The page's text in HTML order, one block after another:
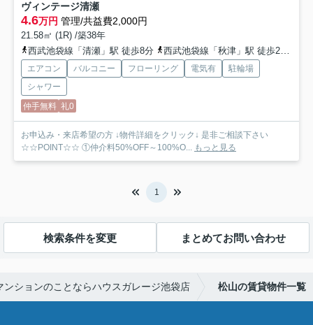
ヴィンテージ清瀬
4.6万円 管理/共益費2,000円
21.58㎡ (1R) /築38年
西武池袋線「清瀬」駅 徒歩8分
西武池袋線「秋津」駅 徒歩24分
エアコン バルコニー フローリング 電気有
駐輪場
シャワー
仲手無料 礼0
お申込み・来店希望の方 ↓物件詳細をクリック↓ 是非ご相談下さい
☆☆POINT☆☆ ①仲介料50%OFF～100%O... もっと見る
1
検索条件を変更 まとめてお問い合わせ
ンションのことならハウスガレージ池袋店 松山の賃貸物件一覧